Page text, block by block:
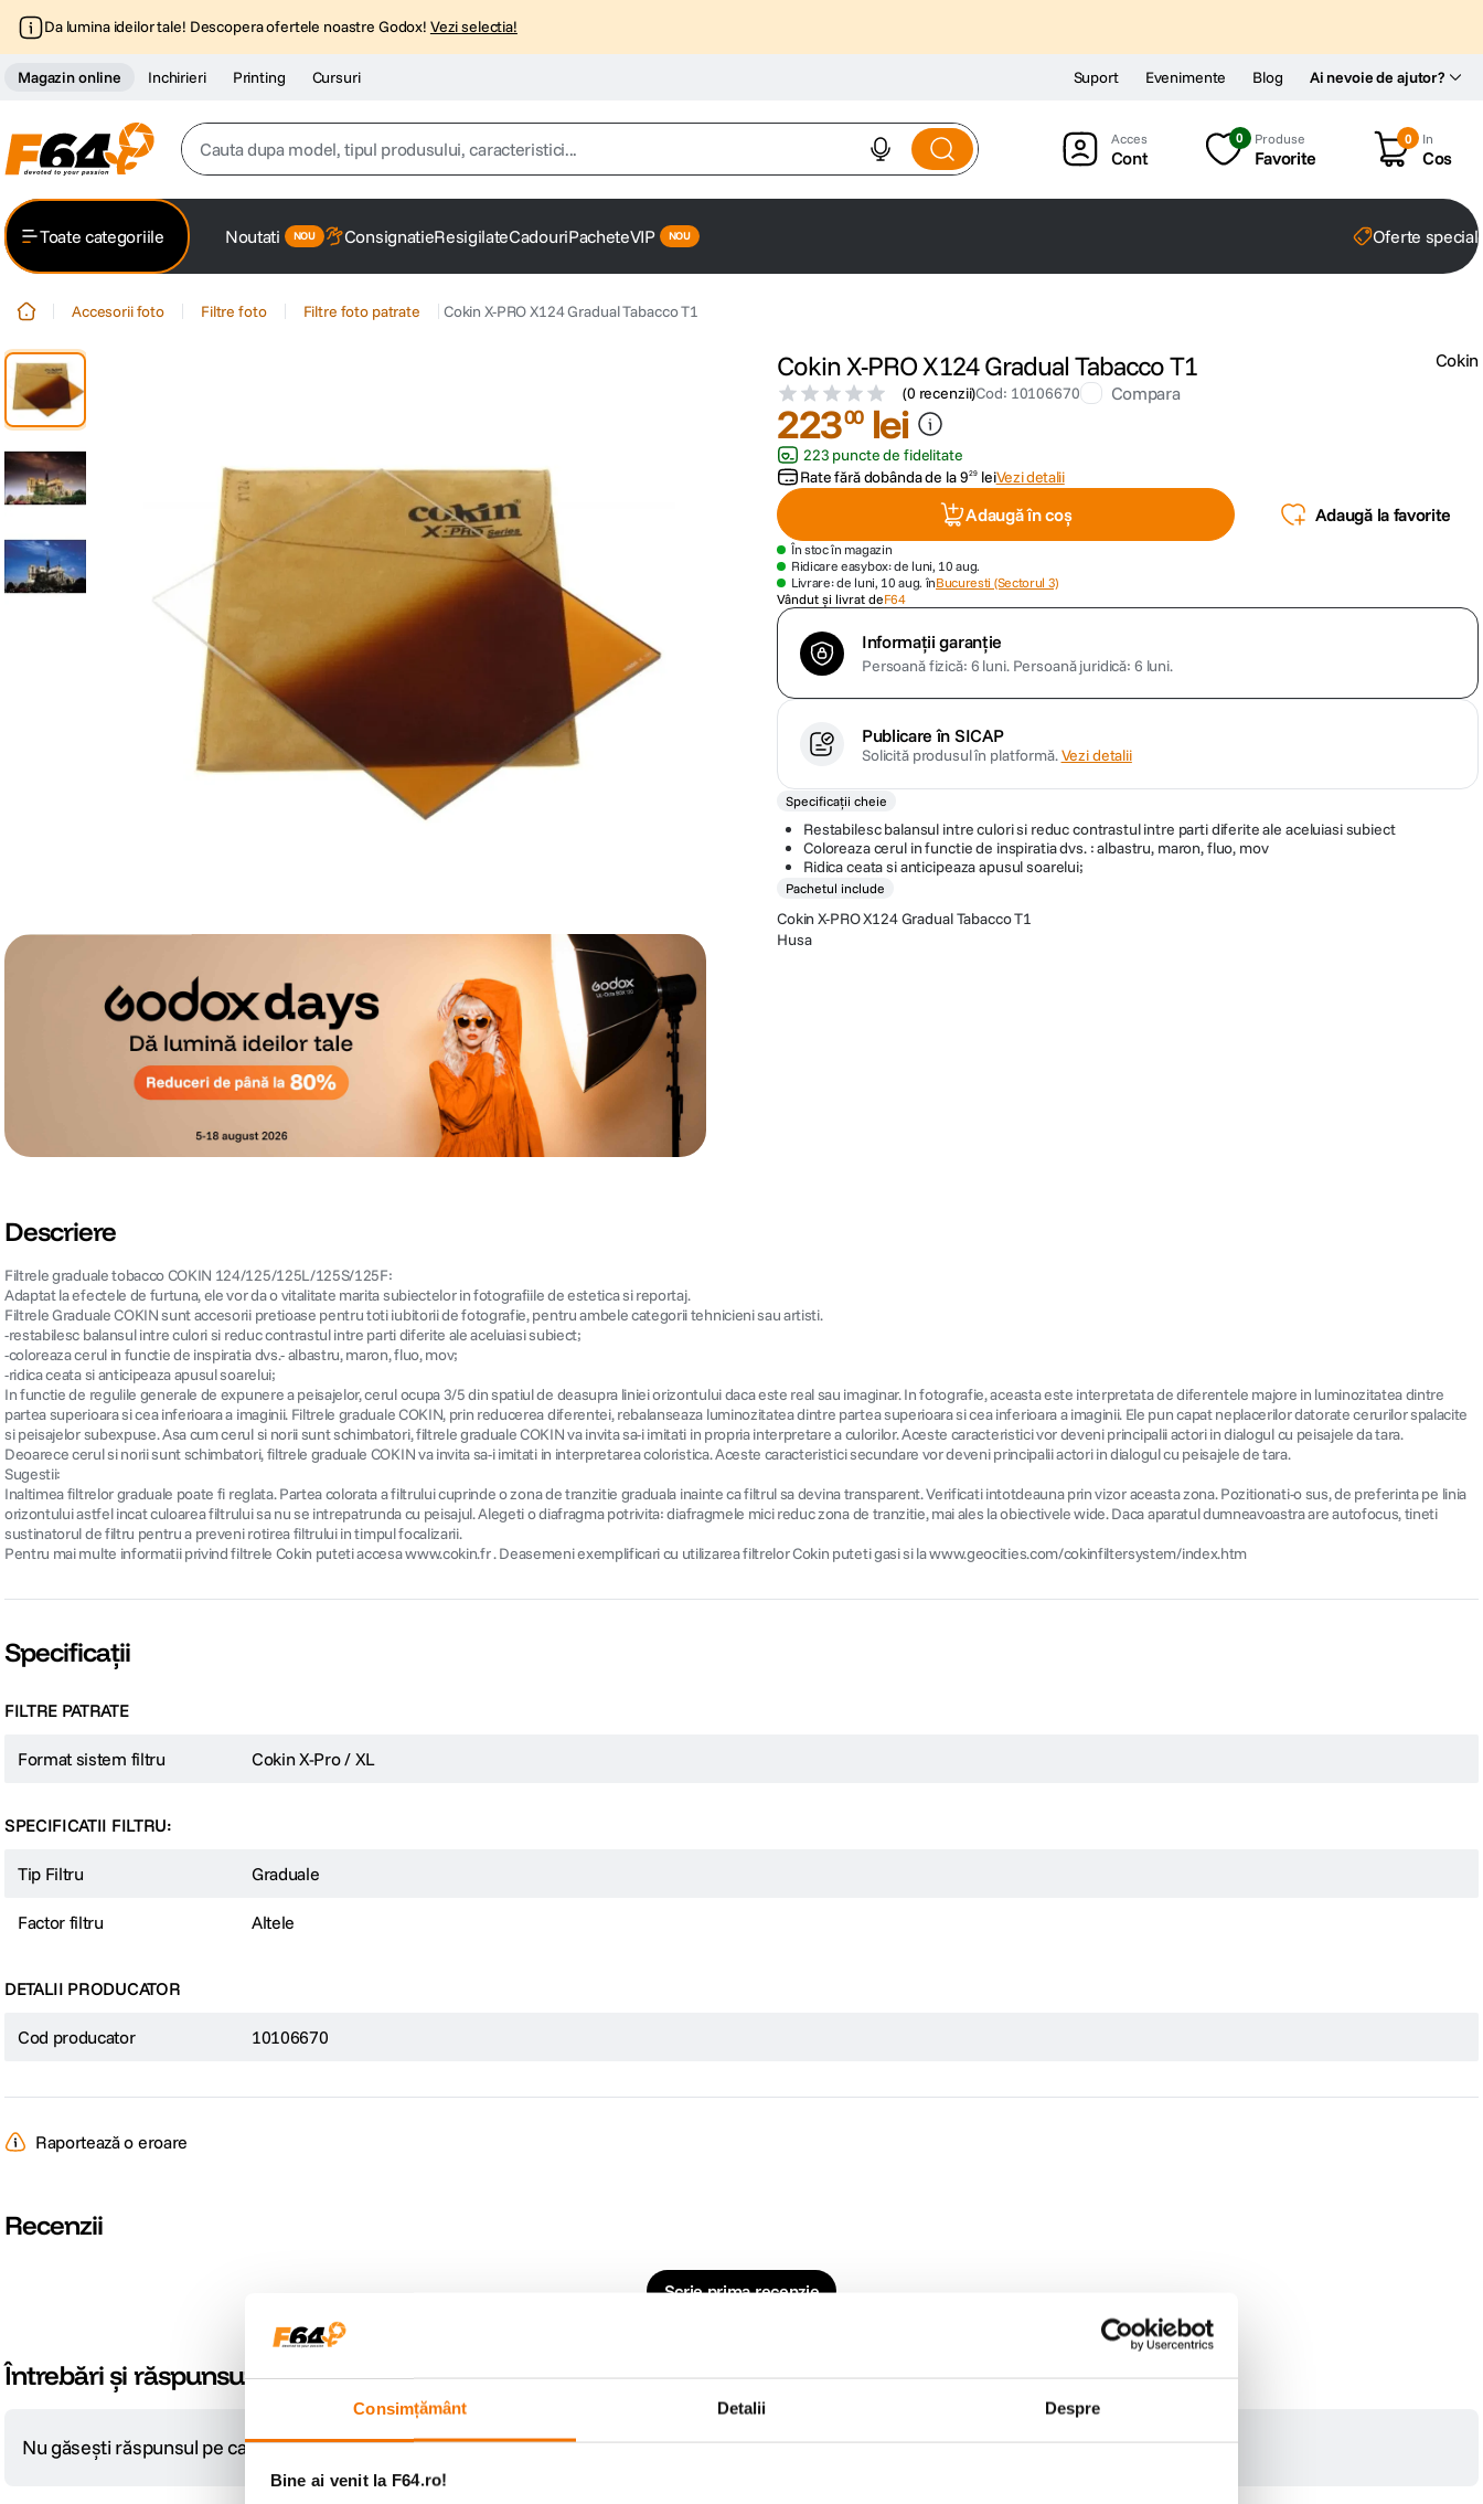
Consimțământ Detalii Despre
Bine ai venit la F64.ro!
Da lumina ideilor tale! Descopera ofertele noastre Godox! Vezi selectia!
Magazin online Inchirieri Printing Cursuri Ai nevoie de ajutor?
Suport Evenimente Blog
Cauta dupa model, tipul produsului, caracteristici...
2 trepied
5 lavaliera
6 canon sx740 hs
dji mic mini
dji osmo pocket 4
Cont
0 Produse
Favorite
0 In
Cos
Toate categoriile Noutati ConsignatieResigilateCadouriPacheteVIP Oferte
Accesorii foto Filtre foto Filtre foto patrate Cokin X-PRO X124 Gradual Tabacco T1
Cokin X-PRO X124 Gradual Tabacco T1
(0 recenzii)Cod: 10106670 Compara
Cokin
22300 lei
223 puncte de fidelitate
Rate fără dobânda de la929 leiVezi detalii
Adaugă în coș Adaugă la favorite
În stoc în magazin
Ridicare easybox: de luni, 10 aug.
Livrare: de luni, 10 aug. înBucuresti (Sectorul 3)
Vândut și livrat deF64
Informații garanție
Persoană fizică: 6 luni. Persoană juridică: 6 luni.
Publicare în SICAP
Solicită produsul în platformă.Vezi detalii
Specificații cheie
Restabilesc balansul intre culori si reduc contrastul intre parti diferite ale aceluiasi subiect
Coloreaza cerul in functie de inspiratia dvs. : albastru, maron, fluo, mov
Ridica ceata si anticipeaza apusul soarelui;
Pachetul include
Cokin X-PRO X124 Gradual Tabacco T1
Husa
Descriere
Filtrele graduale tobacco COKIN 124/125/125L/125S/125F:
Adaptat la efectele de furtuna, ele vor da o vitalitate marita subiectelor in fotografiile de estetica si reportaj.
Filtrele Graduale COKIN sunt accesorii pretioase pentru toti iubitorii de fotografie, pentru ambele categorii tehnicieni sau artisti.
-restabilesc balansul intre culori si reduc contrastul intre parti diferite ale aceluiasi subiect;
-coloreaza cerul in functie de inspiratia dvs.- albastru, maron, fluo, mov;
-ridica ceata si anticipeaza apusul soarelui;
In functie de regulile generale de expunere a peisajelor, cerul ocupa 3/5 din spatiul de deasupra liniei orizontului daca este real sau imaginar. In fotografie, aceasta este interpretata de diferentele majore in luminozitatea dintre
partea superioara si cea inferioara a imaginii. Filtrele graduale COKIN, prin reducerea diferentei, rebalanseaza luminozitatea dintre partea superioara si cea inferioara a imaginii. Ele pun capat neplacerilor datorate cerurilor spalacite
si peisajelor subexpuse. Asa cum cerul si norii sunt schimbatori, filtrele graduale COKIN va invita sa-i imitati in propria interpretare a culorilor. Aceste caracteristici vor deveni principalii actori in dialogul cu peisajele da tara.
Deoarece cerul si norii sunt schimbatori, filtrele graduale COKIN va invita sa-i imitati in interpretarea coloristica. Aceste caracteristici secundare vor deveni principalii actori in dialogul cu peisajele de tara.
Sugestii:
Inaltimea filtrelor graduale poate fi reglata. Partea colorata a filtrului cuprinde o zona de tranzitie graduala inainte ca filtrul sa devina transparent. Verificati intotdeauna prin vizor aceasta zona. Pozitionati-o sus, de preferinta pe linia
orizontului astfel incat culoarea filtrului sa nu se intrepatrunda cu peisajul. Alegeti o diafragma potrivita: diafragmele mici reduc zona de tranzitie, mai ales la obiectivele wide. Daca aparatul dumneavoastra are autofocus, tineti
sustinatorul de filtru pentru a preveni rotirea filtrului in timpul focalizarii.
Pentru mai multe informatii privind filtrele Cokin puteti accesa www.cokin.fr . Deasemeni exemplificari cu utilizarea filtrelor Cokin puteti gasi si la www.geocities.com/cokinfiltersystem/index.htm
Specificații
FILTRE PATRATE
Format sistem filtru Cokin X-Pro / XL
SPECIFICATII FILTRU:
Tip Filtru Graduale
Factor filtru Altele
DETALII PRODUCATOR
Cod producator 10106670
Raportează o eroare
Recenzii
Scrie prima recenzie
Întrebări și răspunsuri
Nu găsești răspunsul pe care îl cauți? Pune o întrebare